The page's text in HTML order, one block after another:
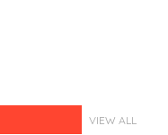
VIEW ALL